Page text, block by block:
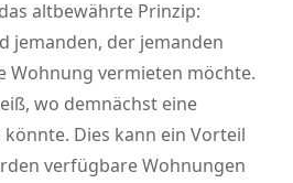
altbewährte Prinzip:
jemanden, der jemanden
Wohnung vermieten möchte.
wo demnächst eine
Dies kann ein Vorteil
verfügbare Wohnungen